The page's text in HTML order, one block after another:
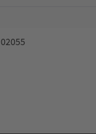
02055